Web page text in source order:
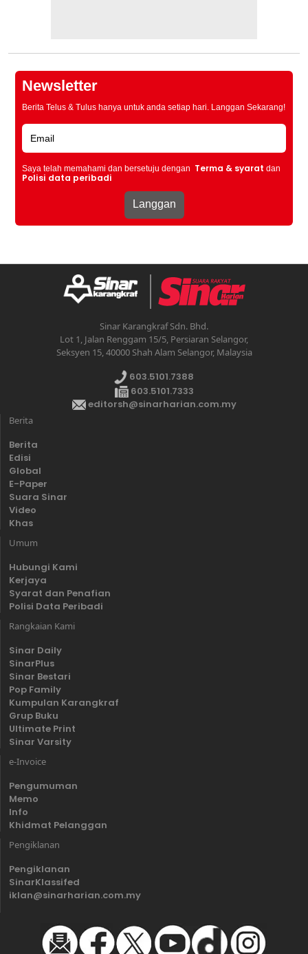
Newsletter
Berita Telus & Tulus hanya untuk anda setiap hari. Langgan Sekarang!
Saya telah memahami dan bersetuju dengan Terma & syarat dan
Polisi data peribadi
Sinar Karangkraf Sdn. Bhd.
Lot 1, Jalan Renggam 15/5, Persiaran Selangor,
Seksyen 15, 40000 Shah Alam Selangor, Malaysia
603.5101.7388
603.5101.7333
editorsh@sinarharian.com.my
Berita
Berita
Edisi
Global
E-Paper
Suara Sinar
Video
Khas
Umum
Hubungi Kami
Kerjaya
Syarat dan Penafian
Polisi Data Peribadi
Rangkaian Kami
Sinar Daily
SinarPlus
Sinar Bestari
Pop Family
Kumpulan Karangkraf
Grup Buku
Ultimate Print
Sinar Varsity
e-Invoice
Pengumuman
Memo
Info
Khidmat Pelanggan
Pengiklanan
Pengiklanan
SinarKlassifed
iklan@sinarharian.com.my